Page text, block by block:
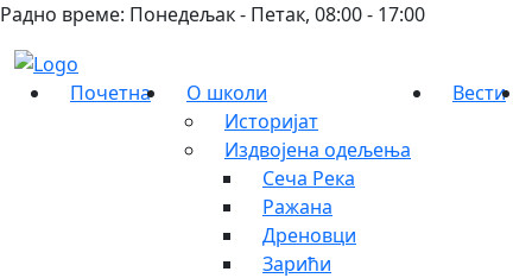
Радно време: Понедељак - Петак, 08:00 - 17:00
Почетна
О школи
Историјат
Издвојена одељења
Сеча Река
Ражана
Дреновци
Зарићи
Вести